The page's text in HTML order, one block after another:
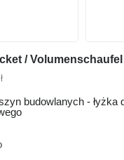
budowlanych - łyżka